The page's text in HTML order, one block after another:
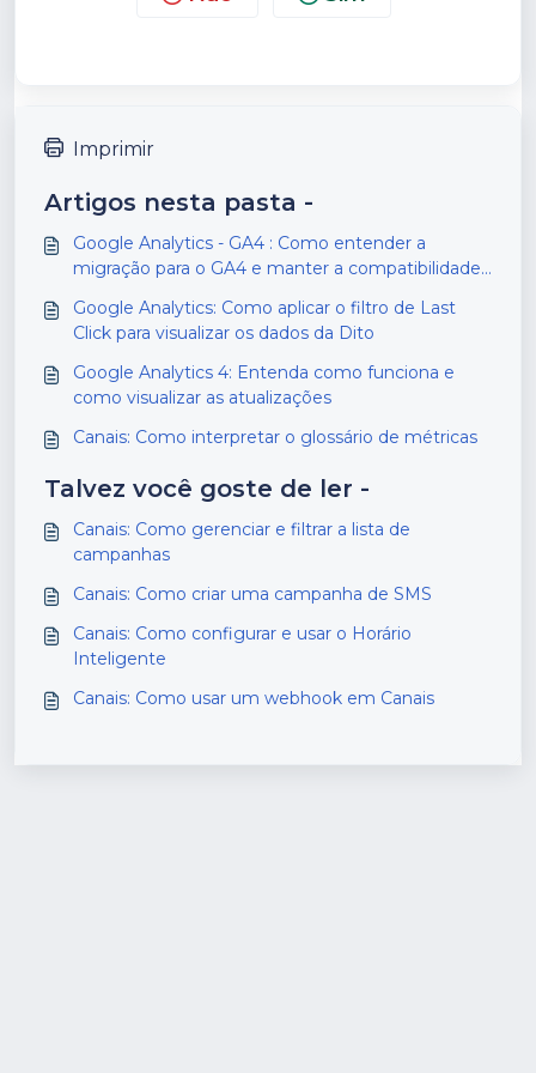
Imprimir
Artigos nesta pasta -
Google Analytics - GA4 : Como entender a
migração para o GA4 e manter a compatibilidade
Google Analytics: Como aplicar o filtro de Last
Click para visualizar os dados da Dito
Google Analytics 4: Entenda como funciona e
como visualizar as atualizações
Canais: Como interpretar o glossário de métricas
Talvez você goste de ler -
Canais: Como gerenciar e filtrar a lista de
campanhas
Canais: Como criar uma campanha de SMS
Canais: Como configurar e usar o Horário
Inteligente
Canais: Como usar um webhook em Canais